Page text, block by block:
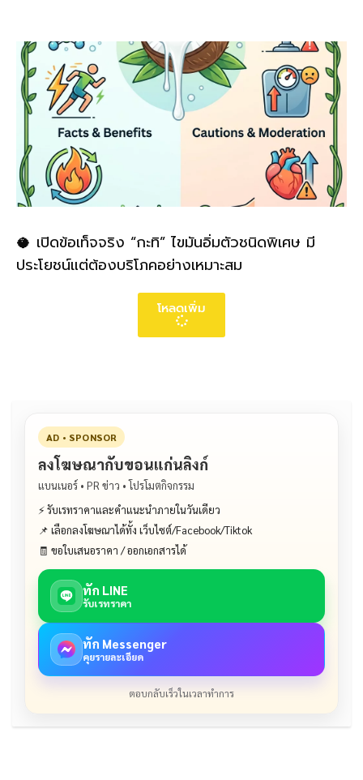
🥥 เปิดข้อเท็จจริง “กะทิ” ไขมันอิ่มตัวชนิดพิเศษ มี
ประโยชน์แต่ต้องบริโภคอย่างเหมาะสม
โหลดเพิ่ม
AD • SPONSOR
ลงโฆษณากับขอนแก่นลิงก์
แบนเนอร์ • PR ข่าว • โปรโมตกิจกรรม
⚡ รับเรทราคาและคำแนะนำภายในวันเดียว
📌 เลือกลงโฆษณาได้ทั้ง เว็บไซต์/Facebook/Tiktok
🧾 ขอใบเสนอราคา / ออกเอกสารได้
ทัก LINE
รับเรทราคา
ทัก Messenger
คุยรายละเอียด
ตอบกลับเร็วในเวลาทำการ